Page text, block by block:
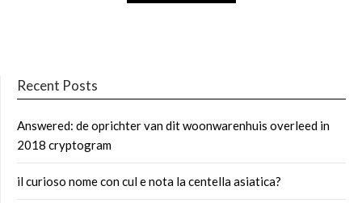
Recent Posts
Answered: de oprichter van dit woonwarenhuis overleed in
2018 cryptogram
il curioso nome con cul e nota la centella asiatica?